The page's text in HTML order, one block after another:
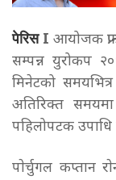
पेरिसI आयोजक
सम्पन्न युरोकप
मिनेटको
अतिरिक्त समयमा
पहिलोपटक उपाधि
पाेर्चुगल कप्तान